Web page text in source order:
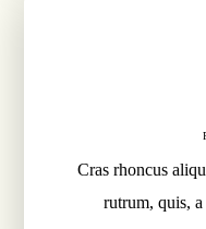
Cras rhoncus
rutrum, quis, a